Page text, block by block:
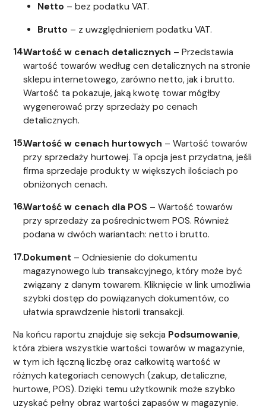
Netto – bez podatku VAT.
Brutto – z uwzględnieniem podatku VAT.
Wartość w cenach detalicznych – Przedstawia
wartość towarów według cen detalicznych na stronie
sklepu internetowego, zarówno netto, jak i brutto.
Wartość ta pokazuje, jaką kwotę towar mógłby
wygenerować przy sprzedaży po cenach
detalicznych.
Wartość w cenach hurtowych – Wartość towarów
przy sprzedaży hurtowej. Ta opcja jest przydatna, jeśli
firma sprzedaje produkty w większych ilościach po
obniżonych cenach.
Wartość w cenach dla POS – Wartość towarów
przy sprzedaży za pośrednictwem POS. Również
podana w dwóch wariantach: netto i brutto.
Dokument – Odniesienie do dokumentu
magazynowego lub transakcyjnego, który może być
związany z danym towarem. Kliknięcie w link umożliwia
szybki dostęp do powiązanych dokumentów, co
ułatwia sprawdzenie historii transakcji.
Na końcu raportu znajduje się sekcja Podsumowanie,
która zbiera wszystkie wartości towarów w magazynie,
w tym ich łączną liczbę oraz całkowitą wartość w
różnych kategoriach cenowych (zakup, detaliczne,
hurtowe, POS). Dzięki temu użytkownik może szybko
uzyskać pełny obraz wartości zapasów w magazynie.